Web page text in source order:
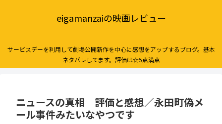
eigamanzaiの映画レビュー
サービスデーを利用して劇場公開新作を中心に感想をアップするブログ。基本
ネタバレしてます。評価は☆5点満点
ニュースの真相 評価と感想／永田町偽メ
ール事件みたいなやつです